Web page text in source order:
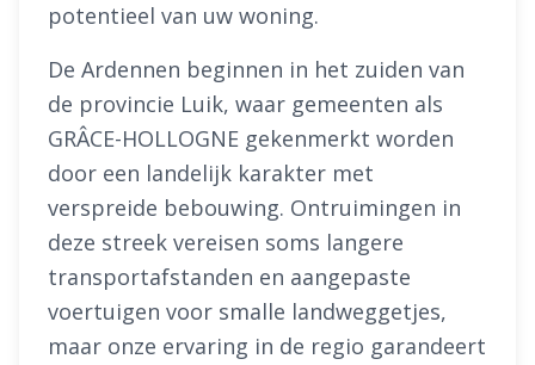
potentieel van uw woning.
De Ardennen beginnen in het zuiden van
de provincie Luik, waar gemeenten als
GRÂCE-HOLLOGNE gekenmerkt worden
door een landelijk karakter met
verspreide bebouwing. Ontruimingen in
deze streek vereisen soms langere
transportafstanden en aangepaste
voertuigen voor smalle landweggetjes,
maar onze ervaring in de regio garandeert